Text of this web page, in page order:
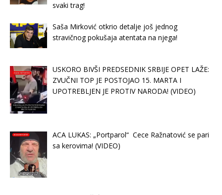
svaki trag!
Saša Mirković otkrio detalje još jednog
stravičnog pokušaja atentata na njega!
USKORO BIVŠI PREDSEDNIK SRBIJE OPET LAŽE:
ZVUČNI TOP JE POSTOJAO 15. MARTA I
UPOTREBLJEN JE PROTIV NARODA! (VIDEO)
ACA LUKAS: „Portparol“ Cece Ražnatović se pari
sa kerovima! (VIDEO)